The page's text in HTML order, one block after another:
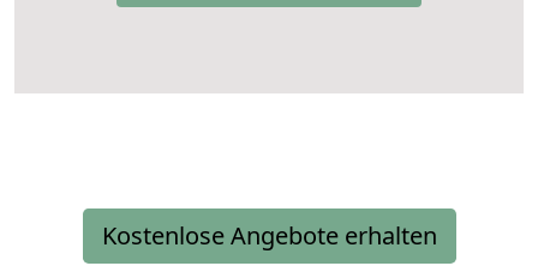
Kostenlose Angebote erhalten